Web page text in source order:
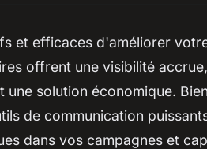
et efficaces d'améliorer
offrent une visibilité
solution économique.
de communication
dans vos campagnes et